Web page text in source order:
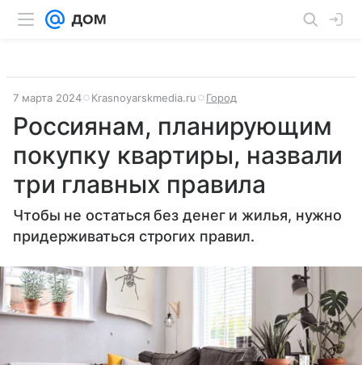
7 марта 2024 Кrasnoyarskmedia.ru Город
Россиянам, планирующим
покупку квартиры, назвали
три главных правила
Чтобы не остаться без денег и жилья, нужно
придерживаться строгих правил.